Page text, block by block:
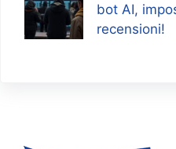
bot AI,
recensioni!